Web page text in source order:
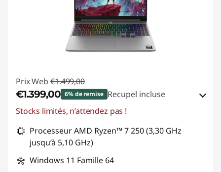
Prix Web €1.499,00
€1.399,00 6% de remise Recupel incluse
Bons de réduction en ligne :
Code de réduction :SUMMER-SAVINGS
Stocks limités, n’attendez pas !
Processeur AMD Ryzen™ 7 250 (3,30 GHz
jusqu’à 5,10 GHz)
Windows 11 Famille 64